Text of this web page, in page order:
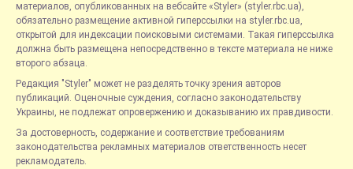
материалов, опубликованных на вебсайте «Styler» (styler.rbc.ua),
обязательно размещение активной гиперссылки на styler.rbc.ua,
открытой для индексации поисковыми системами. Такая гиперссылка
должна быть размещена непосредственно в тексте материала не ниже
второго абзаца.
Редакция "Styler" может не разделять точку зрения авторов
публикаций. Оценочные суждения, согласно законодательству
Украины, не подлежат опровержению и доказыванию их правдивости.
За достоверность, содержание и соответствие требованиям
законодательства рекламных материалов ответственность несет
рекламодатель.